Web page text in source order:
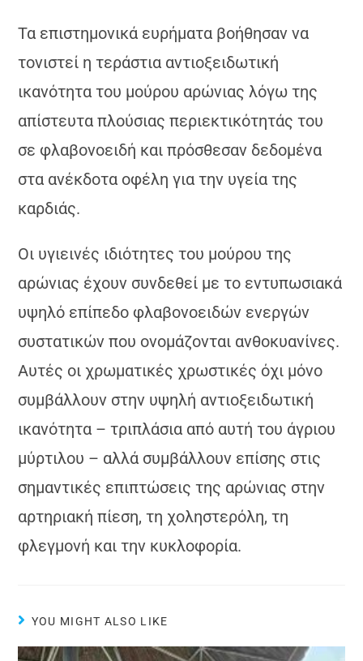
Τα επιστημονικά ευρήματα βοήθησαν να
τονιστεί η τεράστια αντιοξειδωτική
ικανότητα του μούρου αρώνιας λόγω της
απίστευτα πλούσιας περιεκτικότητάς του
σε φλαβονοειδή και πρόσθεσαν δεδομένα
στα ανέκδοτα οφέλη για την υγεία της
καρδιάς.
Οι υγιεινές ιδιότητες του μούρου της
αρώνιας έχουν συνδεθεί με το εντυπωσιακά
υψηλό επίπεδο φλαβονοειδών ενεργών
συστατικών που ονομάζονται ανθοκυανίνες.
Αυτές οι χρωματικές χρωστικές όχι μόνο
συμβάλλουν στην υψηλή αντιοξειδωτική
ικανότητα – τριπλάσια από αυτή του άγριου
μύρτιλου – αλλά συμβάλλουν επίσης στις
σημαντικές επιπτώσεις της αρώνιας στην
αρτηριακή πίεση, τη χοληστερόλη, τη
φλεγμονή και την κυκλοφορία.
YOU MIGHT ALSO LIKE